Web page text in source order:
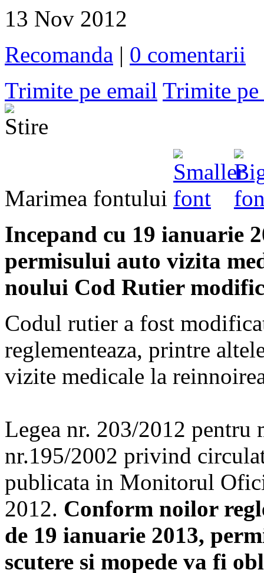
13 Nov 2012
Recomanda | 0 comentarii
Trimite pe email Trimite
Marimea fontului
Incepand cu 19 ianuarie
permisului auto vizita
noului Cod Rutier
Codul rutier a fost
reglementeaza, printre
vizite medicale la
Legea nr. 203/2012 pentru
nr.195/2002 privind
publicata in Monitorul
2012. Conform noilor
de 19 ianuarie 2013,
scutere si mopede va fi